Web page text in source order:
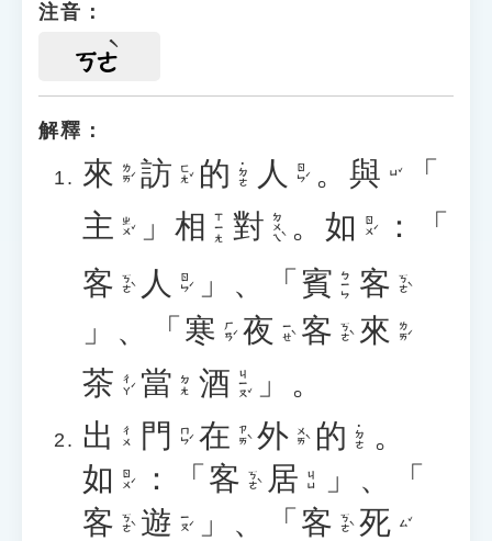
注音：
ㄎㄜ
解釋：
來 ㄌㄞˊ 訪 ㄈㄤˇ 的 ˙ㄉㄜ 人 ㄖㄣˊ 。 與 ㄩˇ
「
主 ㄓㄨˇ 」 相 ㄒㄧㄤ 對 ㄉㄨㄟˋ 。 如 ㄖㄨˊ
：「
客 ㄎㄜˋ 人 ㄖㄣˊ 」、「 賓 ㄅㄧㄣ 客 ㄎㄜˋ
」、「 寒 ㄏㄢˊ 夜 ㄧㄝˋ 客 ㄎㄜˋ 來 ㄌㄞˊ
茶 ㄔㄚˊ 當 ㄉㄤ 酒 ㄐㄧㄡˇ
」。
出
ㄔㄨ 門 ㄇㄣˊ 在 ㄗㄞˋ 外 ㄨㄞˋ 的 ˙ㄉㄜ 。
如 ㄖㄨˊ ：「 客 ㄎㄜˋ 居 ㄐㄩ
」、「
客 ㄎㄜˋ 遊 ㄧㄡˊ 」、「 客 ㄎㄜˋ 死 ㄙˇ